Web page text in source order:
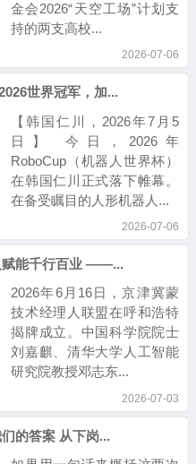
金会2026“天空工场”计划支
持的两支高校...
2026-07-06
世界冠军，加...
【韩国仁川，2026年7月5
日】 今日，2026年
RoboCup（机器人世界杯）
在韩国仁川正式落下帷幕。
在备受瞩目的人形机器人...
2026-07-06
赋能千行百业 ——...
2026年6月16日，京津冀蒙
技术经理人联盟在呼和浩特
揭牌成立。中国科学院院士
刘嘉麒、清华大学人工智能
研究院教授邓志东...
2026-07-03
的答案 从下岗...